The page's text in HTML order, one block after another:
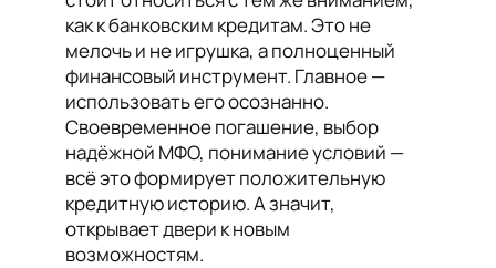
как к банковским кредитам. Это не
мелочь и не игрушка, а полноценный
финансовый инструмент. Главное —
использовать его осознанно.
Своевременное погашение, выбор
надёжной МФО, понимание условий —
всё это формирует положительную
кредитную историю. А значит,
открывает двери к новым
возможностям.